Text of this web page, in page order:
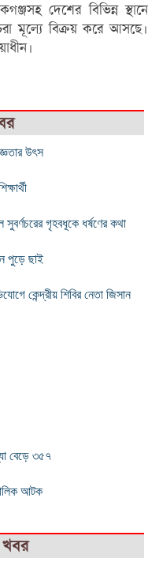
দেশের বিভিন্ন স্থানে
মূল্যে বিক্রয় করে আসছে।
উৎস
গৃহবধূকে ধর্ষণের কথা
পুড়ে ছাই
কেন্দ্রীয় শিবির নেতা জিসান
বেড়ে ৩৫৭
আটক
খবর